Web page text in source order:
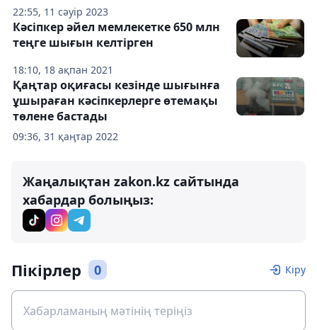
22:55, 11 сәуір 2023
18:10, 18 ақпан 2021
Кәсіпкер әйел мемлекетке 650 млн
теңге шығын келтірген
09:36, 31 қаңтар 2022
Қаңтар оқиғасы кезінде шығынға
ұшыраған кәсіпкерлерге өтемақы
төлене бастады
Жаңалықтан zakon.kz сайтында
хабардар болыңыз:
Пікірлер 0 Кіру